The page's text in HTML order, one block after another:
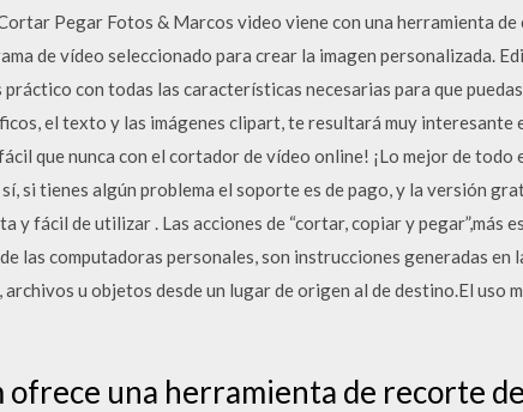
Pegar Fotos & Marcos video viene con una herramienta
de vídeo seleccionado para crear la imagen personalizada.
con todas las características necesarias para que
el texto y las imágenes clipart, te resultará muy
que nunca con el cortador de vídeo online! ¡Lo mejor de
si tienes algún problema el soporte es de pago, y la versión
y fácil de utilizar . Las acciones de “cortar, copiar y pegar”,más
las computadoras personales, son instrucciones generadas
u objetos desde un lugar de origen al de destino.El uso
ofrece una herramienta de recorte